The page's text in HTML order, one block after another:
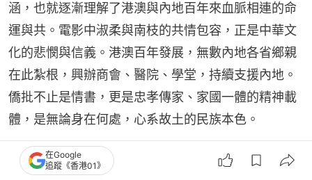
涵，也就逐漸理解了港澳與內地百年來血脈相連的命
運與共。電影中淑柔與南枝的共情包容，正是中華文
化的悲憫與信義。港澳百年發展，無數內地各省鄉親
在此紮根，興辦商會、醫院、學堂，持續支援內地。
僑批不止是情書，更是忠孝傳家、家國一體的精神載
體，是無論身在何處，心系故土的民族本色。
翻查資料，原來早在2013年，「僑批檔案——海外華
在Google
追蹤《香港01》